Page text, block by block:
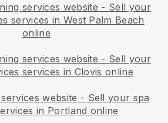
services website - Sell your
services in West Palm Beach
online
services website - Sell your
services in Clovis online
website - Sell your spa
in Portland online